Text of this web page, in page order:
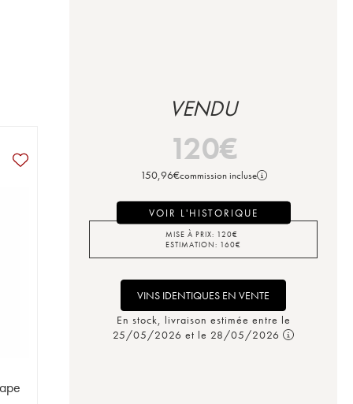
VENDU
120€
150,96€commission incluse
VOIR L'HISTORIQUE
MISE À PRIX: 120€
ESTIMATION: 160€
VINS IDENTIQUES EN VENTE
En stock, livraison estimée entre le
25/05/2026 et le 28/05/2026